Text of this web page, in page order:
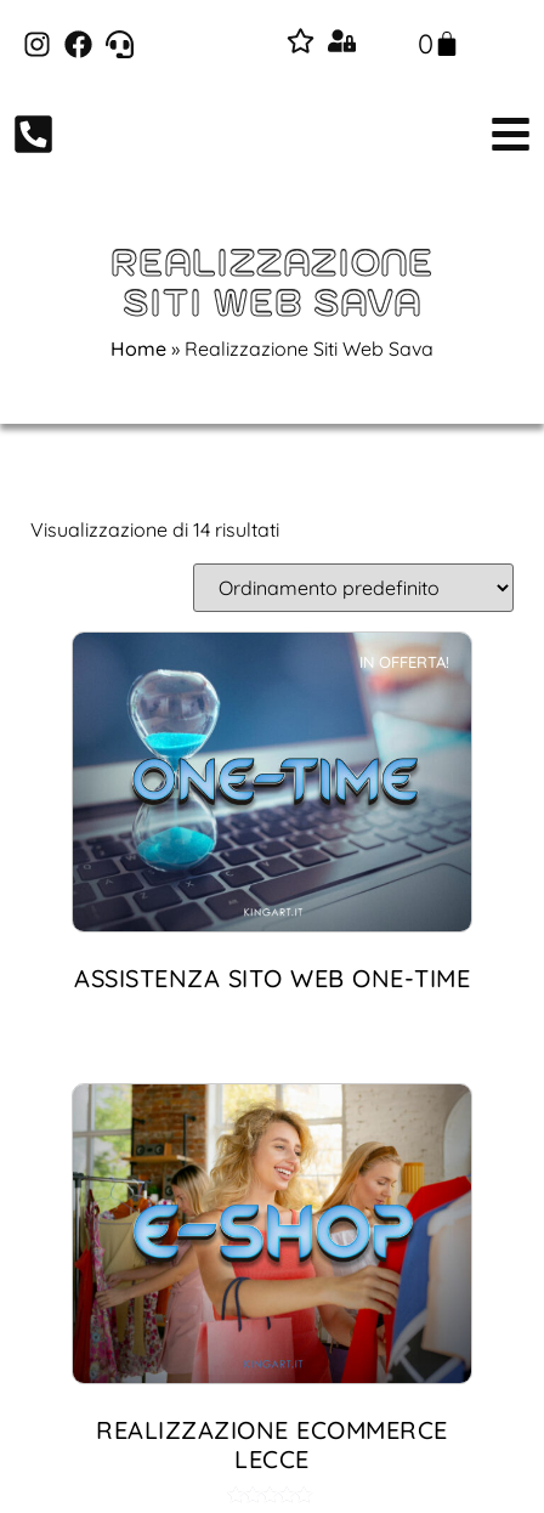
0
REALIZZAZIONE
SITI WEB SAVA
Home » Realizzazione Siti Web Sava
Visualizzazione di 14 risultati
IN OFFERTA!
ASSISTENZA SITO WEB ONE-TIME
REALIZZAZIONE ECOMMERCE
LECCE